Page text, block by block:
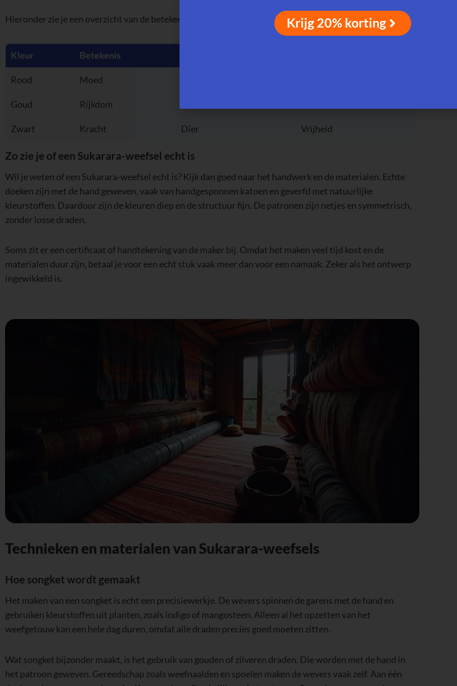
Hieronder zie je een overzicht van de betekenis van kleuren en motieven in Sukarara-weefsels:
Kleur Betekenis
Rood Moed
Goud Rijkdom
Zwart Kracht Dier Vrijheid
Zo zie je of een Sukarara-weefsel echt is
Wil je weten of een Sukarara-weefsel echt is? Kijk dan goed naar het handwerk en de materialen. Echte
doeken zijn met de hand geweven, vaak van handgesponnen katoen en geverfd met natuurlijke
kleurstoffen. Daardoor zijn de kleuren diep en de structuur fijn. De patronen zijn netjes en symmetrisch,
zonder losse draden.
Soms zit er een certificaat of handtekening van de maker bij. Omdat het maken veel tijd kost en de
materialen duur zijn, betaal je voor een echt stuk vaak meer dan voor een namaak. Zeker als het ontwerp
ingewikkeld is.
Technieken en materialen van Sukarara-weefsels
Hoe songket wordt gemaakt
Het maken van een songket is echt een precisiewerkje. De wevers spinnen de garens met de hand en
gebruiken kleurstoffen uit planten, zoals indigo of mangosteen. Alleen al het opzetten van het
weefgetouw kan een hele dag duren, omdat alle draden precies goed moeten zitten.
Wat songket bijzonder maakt, is het gebruik van gouden of zilveren draden. Die worden met de hand in
het patroon geweven. Gereedschap zoals weefnaalden en spoelen maken de wevers vaak zelf. Aan één
Krijg 20% korting